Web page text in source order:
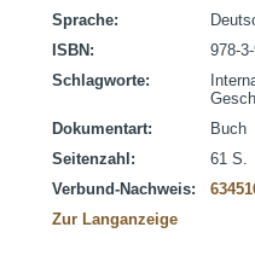
Sprache:
ISBN:
978-
Schlagworte:
Dokumentart:
Buch
Seitenzahl:
61 S.
Verbund-Nachweis:
Zur Langanzeige